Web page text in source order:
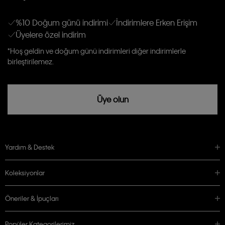
Kişiye özel ticari elektronik iletilerini almak için Açık Onay
veriyorum.
Aydınlatma Metni’niokuduğumu kabul ediyorum.
Calvin Klein tarafından kişisel verilerimin yurtdışına aktarılmasına açık
rızam vardır
%10 Doğum günü indirimi
İndirimlere Erken Erişim
Üyelere özel indirim
*Hoş geldin ve doğum günü indirimleri diğer indirimlerle
birleştirilemez.
Üye olun
Yardım & Destek
Koleksiyonlar
Öneriler & İpuçları